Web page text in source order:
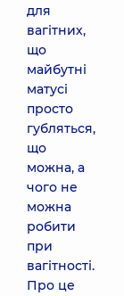
для
вагітних,
що
майбутні
матусі
просто
губляться,
що
можна, а
чого не
можна
робити
при
вагітності.
Про це